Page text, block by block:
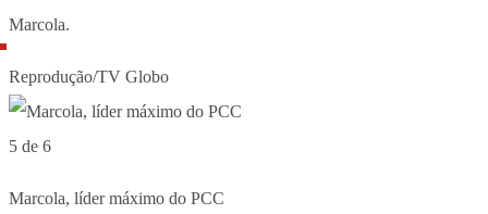
Marcola.
Reprodução/TV Globo
5 de 6
Marcola, líder máximo do PCC